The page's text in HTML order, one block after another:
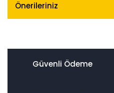
Önerileriniz
Güvenli Ödeme